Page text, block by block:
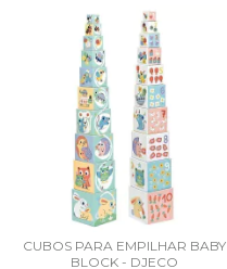
CUBOS PARA EMPILHAR BABY
BLOCK - DJECO